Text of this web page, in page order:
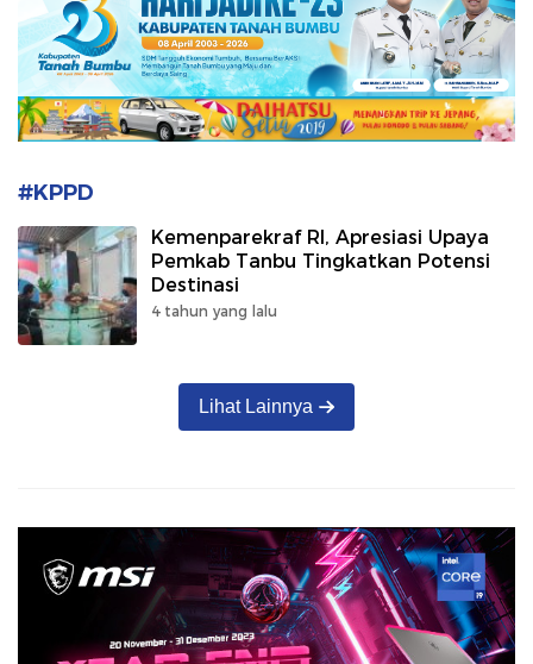
#KPPD
Kemenparekraf RI, Apresiasi Upaya
Pemkab Tanbu Tingkatkan Potensi
Destinasi
4 tahun yang lalu
Lihat Lainnya